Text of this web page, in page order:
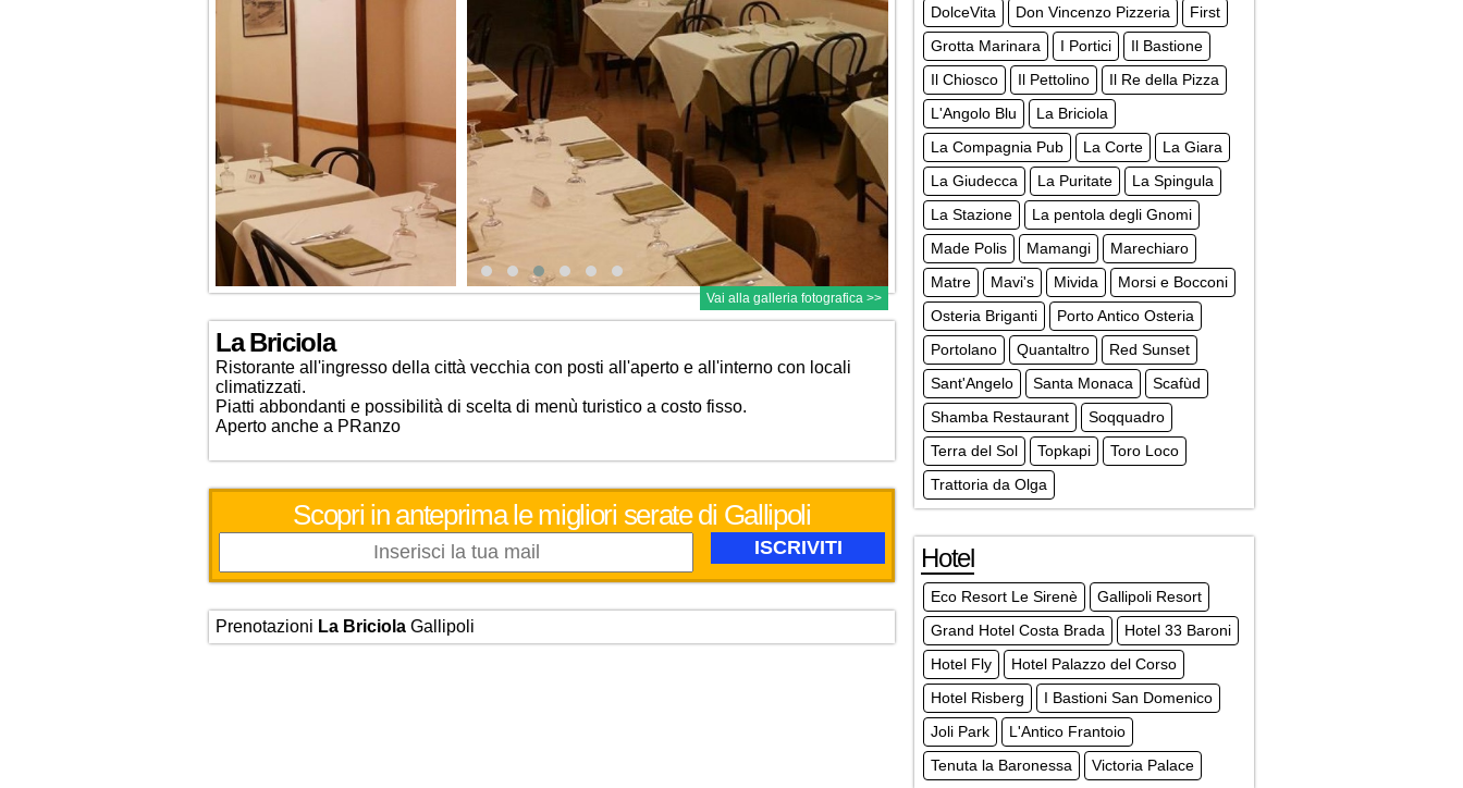
Vai alla galleria fotografica >>
La Briciola
Ristorante all'ingresso della città vecchia con posti all'aperto e all'interno con locali
climatizzati.
Piatti abbondanti e possibilità di scelta di menù turistico a costo fisso.
Aperto anche a PRanzo
Scopri in anteprima le migliori serate di Gallipoli
Prenotazioni La Briciola Gallipoli
DolceVita
Don Vincenzo Pizzeria
First
Grotta Marinara
I Portici
Il Bastione
Il Chiosco
Il Pettolino
Il Re della Pizza
L'Angolo Blu
La Briciola
La Compagnia Pub
La Corte
La Giara
La Giudecca
La Puritate
La Spingula
La Stazione
La pentola degli Gnomi
Made Polis
Mamangi
Marechiaro
Matre
Mavi's Mivida
Morsi e Bocconi
Osteria Briganti
Porto Antico Osteria
Portolano
Quantaltro
Red Sunset
Sant'Angelo
Santa Monaca
Scafùd
Shamba Restaurant
Soqquadro
Terra del Sol
Topkapi
Toro Loco
Trattoria da Olga
Hotel
Eco Resort Le Sirenè
Gallipoli Resort
Grand Hotel Costa Brada
Hotel 33 Baroni
Hotel Fly
Hotel Palazzo del Corso
Hotel Risberg
I Bastioni San Domenico
Joli Park
L'Antico Frantoio
Tenuta la Baronessa
Victoria Palace